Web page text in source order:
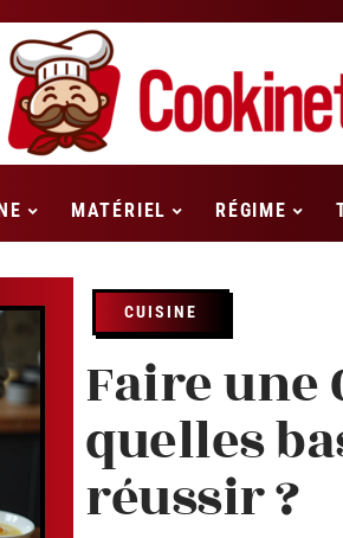
MATÉRIEL RÉGIME
CUISINE
Faire une
quelles
réussir ?